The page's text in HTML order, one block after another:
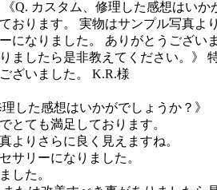
理した感想はいかがでしょうか？》
とても満足しております。
よりさらに良く見えますね。
サリーになりました。
した。